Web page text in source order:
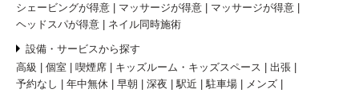
シェービングが得意
マッサージが得意
マッサージが得意
ヘッドスパが得意
ネイル同時施術
設備・サービスから探す
高級
個室 喫煙席 キッズルーム・キッズスペース
出張
予約なし
年中無休 早朝 深夜 駅近 駐車場
メンズ